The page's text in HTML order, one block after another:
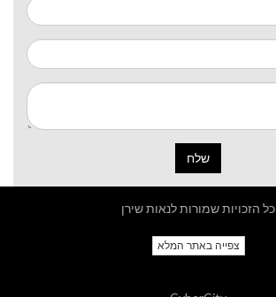
שלח
כל הזכויות שמורות לנאות שירן
צפייה באתר המלא